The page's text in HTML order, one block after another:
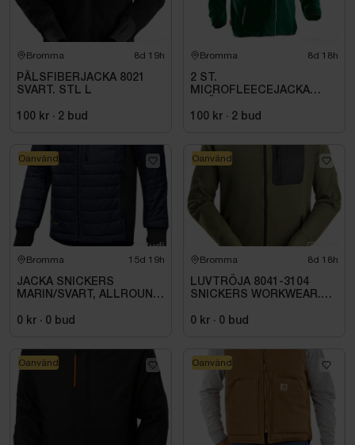
Bromma 8d 19h
PÄLSFIBERJACKA 8021
SVART. STL L
100 kr · 2 bud
Bromma 8d 18h
2 ST.
MICROFLEECEJACKA
WORKWEAR. STL (L)
100 kr · 2 bud
Bromma 15d 19h
JACKA SNICKERS
MARIN/SVART, ALLROUND
0 kr · 0 bud
Oanvänd
Bromma 8d 18h
LUVTRÖJA 8041-3104
SNICKERS WORKWEAR.
0 kr · 0 bud
Oanvänd
Oanvänd Oanvänd